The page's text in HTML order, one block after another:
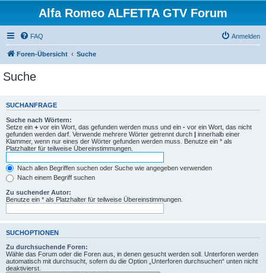
Alfa Romeo ALFETTA GTV Forum
FAQ Anmelden
Foren-Übersicht Suche
Suche
SUCHANFRAGE
Suche nach Wörtern:
Setze ein + vor ein Wort, das gefunden werden muss und ein - vor ein Wort, das nicht
gefunden werden darf. Verwende mehrere Wörter getrennt durch | innerhalb einer
Klammer, wenn nur eines der Wörter gefunden werden muss. Benutze ein * als
Platzhalter für teilweise Übereinstimmungen.
Nach allen Begriffen suchen oder Suche wie angegeben verwenden
Nach einem Begriff suchen
Zu suchender Autor:
Benutze ein * als Platzhalter für teilweise Übereinstimmungen.
SUCHOPTIONEN
Zu durchsuchende Foren:
Wähle das Forum oder die Foren aus, in denen gesucht werden soll. Unterforen werden
automatisch mit durchsucht, sofern du die Option „Unterforen durchsuchen“ unten nicht
deaktivierst.